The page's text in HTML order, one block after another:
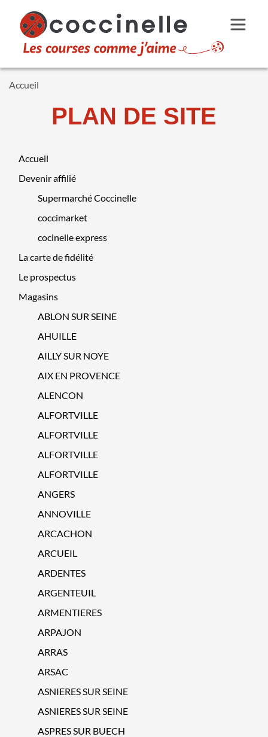
Accueil
PLAN DE SITE
[FCA] Arborescence
Accueil
Devenir affilié
Supermarché Coccinelle
coccimarket
cocinelle express
La carte de fidélité
Le prospectus
Magasins
ABLON SUR SEINE
AHUILLE
AILLY SUR NOYE
AIX EN PROVENCE
ALENCON
ALFORTVILLE
ALFORTVILLE
ALFORTVILLE
ALFORTVILLE
ANGERS
ANNOVILLE
ARCACHON
ARCUEIL
ARDENTES
ARGENTEUIL
ARMENTIERES
ARPAJON
ARRAS
ARSAC
ASNIERES SUR SEINE
ASNIERES SUR SEINE
ASPRES SUR BUECH